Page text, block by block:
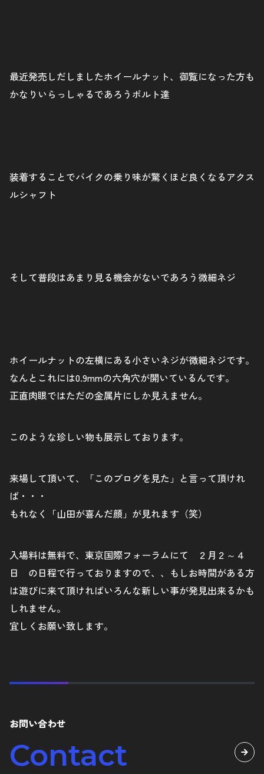
最近発売しだしましたホイールナット、御覧になった方も
かなりいらっしゃるであろうボルト達
装着することでバイクの乗り味が驚くほど良くなるアクス
ルシャフト
そして普段はあまり見る機会がないであろう微細ネジ
ホイールナットの左横にある小さいネジが微細ネジです。
なんとこれには0.9mmの六角穴が開いているんです。
正直肉眼ではただの金属片にしか見えません。
このような珍しい物も展示しております。
来場して頂いて、「このブログを見た」と言って頂けれ
ば・・・
もれなく「山田が喜んだ顔」が見れます（笑）
入場料は無料で、東京国際フォーラムにて ２月２～４
日 の日程で行っておりますので、、もしお時間がある方
は遊びに来て頂ければいろんな新しい事が発見出来るかも
しれません。
宜しくお願い致します。
お問い合わせ
Contact